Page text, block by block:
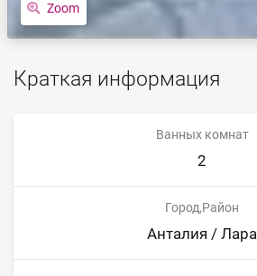
Zoom
Краткая информация
Ванных комнат
2
Город,Район
Анталия / Лара